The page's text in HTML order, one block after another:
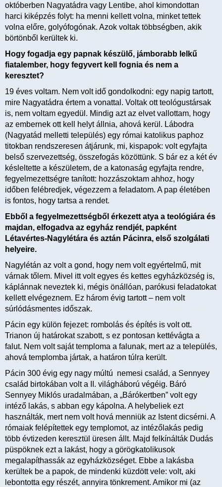
októberben Nagyatádra vagy Lentibe, ahol kimondottan
harci kiképzés folyt: ha menni kellett volna, minket tettek
volna előre, golyófogónak. Azok voltak többségben, akik
börtönből kerültek ki.
Hogy fogadja egy papnak készülő, jámborabb lelkű
fiatalember, hogy fegyvert kell fognia és nem a
keresztet?
19 éves voltam. Nem volt idő gondolkodni: egy napig tartott,
mire Nagyatádra értem a vonattal. Voltak ott teológustársak
is, nem voltam egyedül. Mindig azt az elvet vallottam, hogy
az embernek ott kell helyt állnia, ahová kerül. Lábodra
(Nagyatád melletti település) egy római katolikus paphoz
titokban rendszeresen átjárunk, mi, kispapok: volt egyfajta
belső szervezettség, összefogás közöttünk. S bár ez a két év
késleltette a készületem, de a katonaság egyfajta rendre,
fegyelmezettségre tanított: hozzászoktam ahhoz, hogy
időben felébredjek, végezzem a feladatom. A pap életében
is fontos, hogy tartsa a rendet.
Ebből a fegyelmezettségből érkezett atya a teológiára és
majdan, elfogadva az egyház rendjét, papként
Létavértes-Nagylétára és aztán Pácinra, első szolgálati
helyeire.
Nagylétán az volt a gond, hogy nem volt egyértelmű, mit
várnak tőlem. Mivel itt volt egyes és kettes egyházközség is,
káplánnak neveztek ki, mégis önállóan, parókusi feladatokat
kellett elvégeznem. Ez három évig tartott – nem volt
súrlódásmentes időszak.
Pácin egy külön fejezet: rombolás és építés is volt ott.
Trianon új határokat szabott, s ez pontosan kettévágta a
falut. Nem volt saját temploma a falunak, mert az a település,
ahová templomba jártak, a határon túlra került.
Pácin 300 évig egy nagy múltú nemesi család, a Sennyey
család birtokában volt a II. világháború végéig. Báró
Sennyey Miklós uradalmában, a „Bárókertben” volt egy
intéző lakás, s abban egy kápolna. A helybeliek ezt
használták, mert nem volt hová menniük az Istent dicsérni. A
rómaiak felépítettek egy templomot, az intézőlakás pedig
több évtizeden keresztül üresen állt. Majd felkínálták Dudás
püspöknek ezt a lakást, hogy a görögkatolikusok
megalapíthassák az egyházközséget. Ebbe a lakásba
kerültek be a papok, de mindenki küzdött vele: volt, aki
lebontotta egy részét, annyira tönkrement. Amikor mi (az